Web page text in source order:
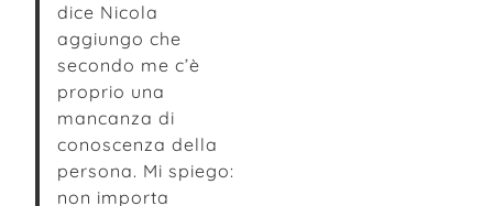
dice Nicola
aggiungo che
secondo me c’è
proprio una
mancanza di
conoscenza della
persona. Mi spiego:
non importa